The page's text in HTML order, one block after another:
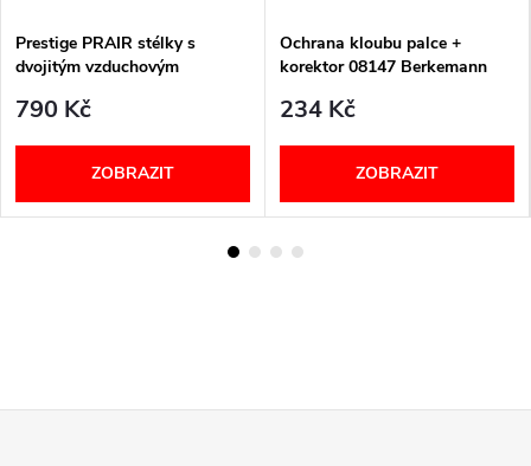
Prestige PRAIR stélky s
dvojitým vzduchovým
790 Kč
ZOBRAZIT
Ochrana kloubu palce +
korektor 08147 Berkemann
234 Kč
ZOBRAZIT